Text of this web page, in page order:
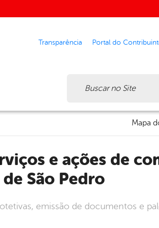
Transparência Portal do
Mapa
São Pedro
emissão de documentos e